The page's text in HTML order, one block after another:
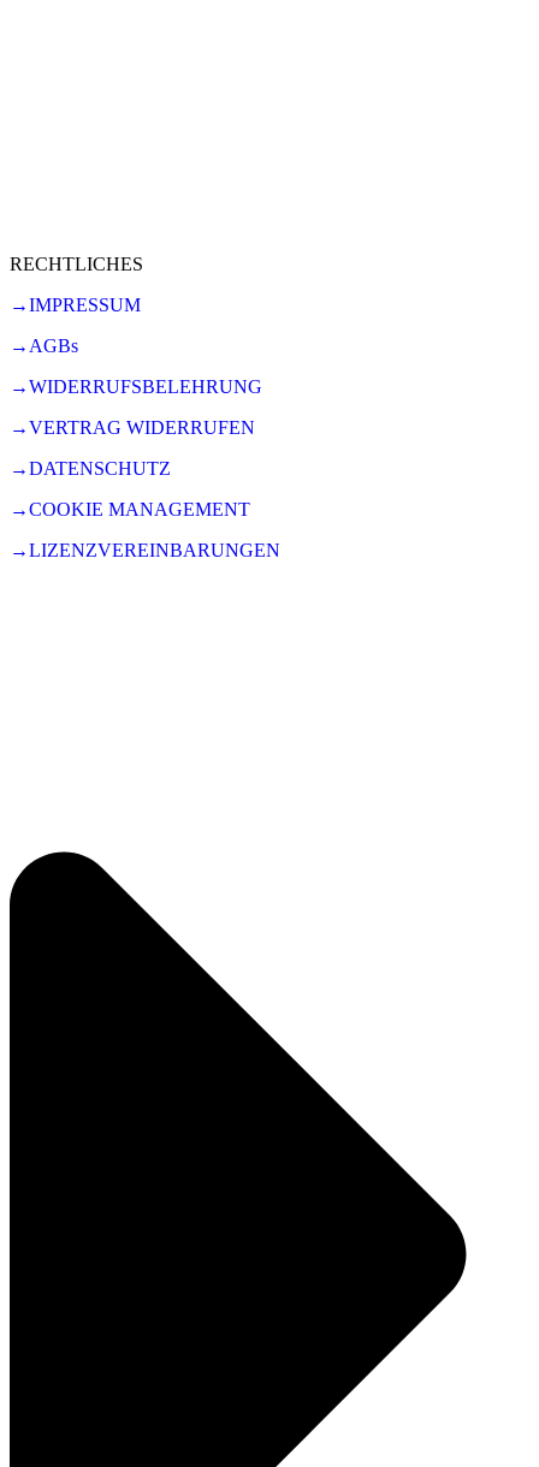
RECHTLICHES
→IMPRESSUM
→AGBs
→WIDERRUFSBELEHRUNG
→VERTRAG WIDERRUFEN
→DATENSCHUTZ
→COOKIE MANAGEMENT
→LIZENZVEREINBARUNGEN